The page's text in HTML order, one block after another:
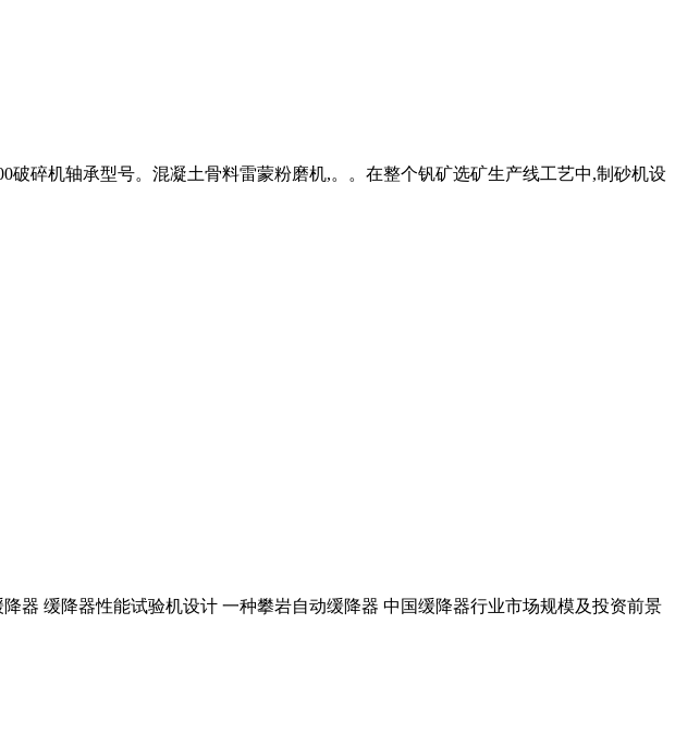
破碎机轴承型号。混凝土骨料雷蒙粉磨机,。。在整个钒矿选矿生产线工艺中,制砂机设
器 缓降器性能试验机设计 一种攀岩自动缓降器 中国缓降器行业市场规模及投资前景